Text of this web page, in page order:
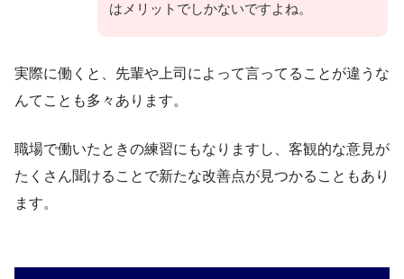
はメリットでしかないですよね。
実際に働くと、先輩や上司によって言ってることが違うな
んてことも多々あります。
職場で働いたときの練習にもなりますし、客観的な意見が
たくさん聞けることで新たな改善点が見つかることもあり
ます。